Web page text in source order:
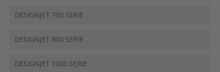
DESIGNJET 700 SERIE
DESIGNJET 800 SERIE
DESIGNJET 1000 SERIE